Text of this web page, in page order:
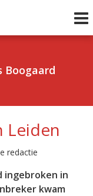
Boogaard
Leiden
redactie
ingebroken in
kwam